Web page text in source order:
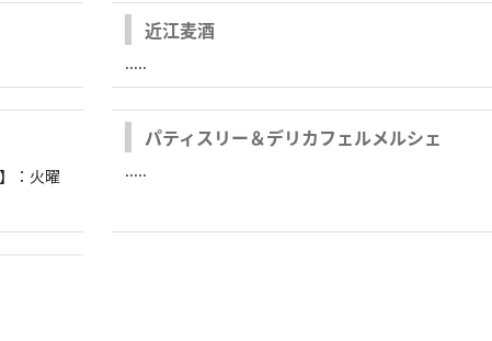
近江麦酒
.....
：火曜
パティスリー＆デリカフェルメルシェ
.....